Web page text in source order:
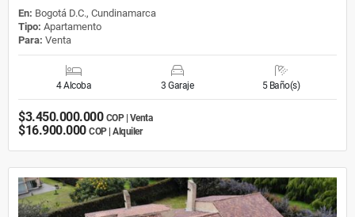
En: Bogotá D.C., Cundinamarca
Tipo: Apartamento
Para: Venta
4 Alcoba 3 Garaje 5 Baño(s)
$3.450.000.000 COP | Venta
$16.900.000 COP | Alquiler